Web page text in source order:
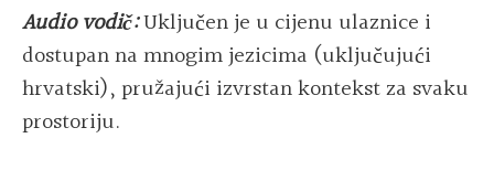
Audio vodič:Uključen je u cijenu ulaznice i
dostupan na mnogim jezicima (uključujući
hrvatski), pružajući izvrstan kontekst za svaku
prostoriju.